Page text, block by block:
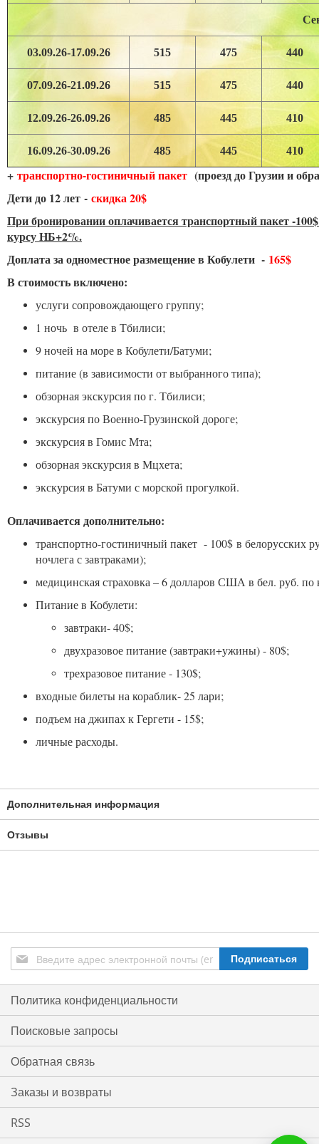
03.09.26-17.09.26 515 475 440
07.09.26-21.09.26 515 475 440
12.09.26-26.09.26 485 445 410
16.09.26-30.09.26 485 445 410
+ транспортно-гостиничный пакет (проезд до Грузии и
Дети до 12 лет - скидка 20$
При бронировании оплачивается транспортный пакет -
курсу НБ+2%.
Доплата за одноместное размещение в Кобулети - 165$
В стоимость включено:
услуги сопровождающего группу;
1 ночь в отеле в Тбилиси;
9 ночей на море в Кобулети/Батуми;
питание (в зависимости от выбранного типа);
обзорная экскурсия по г. Тбилиси;
экскурсия по Военно-Грузинской дороге;
экскурсия в Гомис Мта;
обзорная экскурсия в Мцхета;
экскурсия в Батуми с морской прогулкой.
Оплачивается дополнительно:
транспортно-гостиничный пакет - 100$ в белорусских
ночлега с завтраками);
медицинская страховка – 6 долларов США в бел. руб.
Питание в Кобулети:
завтраки- 40$;
двухразовое питание (завтраки+ужины) - 80$;
трехразовое питание - 130$;
входные билеты на кораблик- 25 лари;
подъем на джипах к Гергети - 15$;
личные расходы.
Дополнительная информация
Отзывы
Подписаться
на
нашу
рассылку:
Подписаться
Политика конфиденциальности
Поисковые запросы
Обратная связь
Заказы и возвраты
RSS